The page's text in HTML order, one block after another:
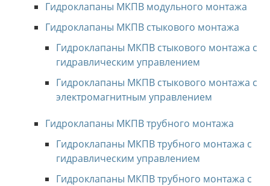
Гидроклапаны МКПВ модульного монтажа
Гидроклапаны МКПВ стыкового монтажа
Гидроклапаны МКПВ стыкового монтажа с
гидравлическим управлением
Гидроклапаны МКПВ стыкового монтажа с
электромагнитным управлением
Гидроклапаны МКПВ трубного монтажа
Гидроклапаны МКПВ трубного монтажа с
гидравлическим управлением
Гидроклапаны МКПВ трубного монтажа с